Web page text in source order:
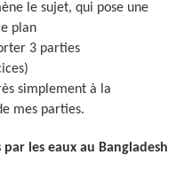
le sujet, qui pose une
plan
3 parties
simplement à la
mes parties.
les eaux au Bangladesh